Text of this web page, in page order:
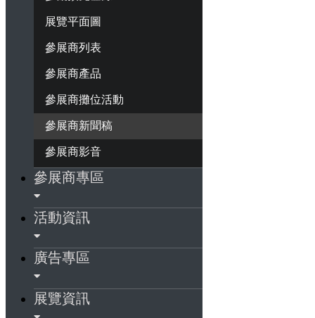
展覽平面圖
參展商列表
參展商產品
參展商攤位活動
參展商新聞稿
參展商影音
參展商專區
活動資訊
廣告專區
展覽資訊